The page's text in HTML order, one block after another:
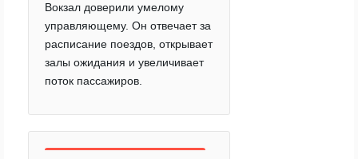
Вокзал доверили умелому
управляющему. Он отвечает за
расписание поездов, открывает
залы ожидания и увеличивает
поток пассажиров.